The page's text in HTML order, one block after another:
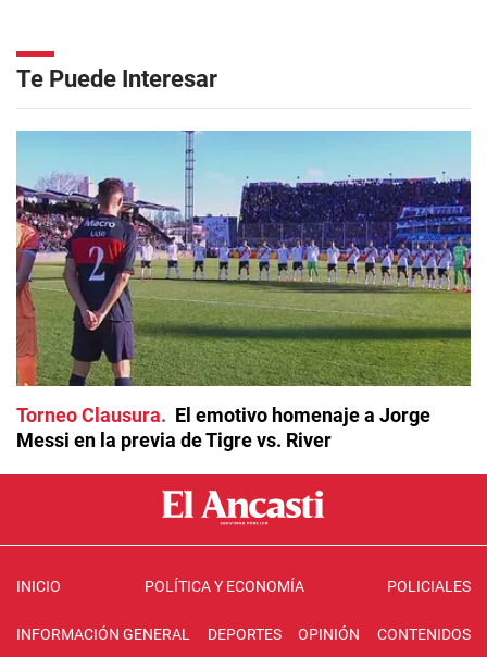
Te Puede Interesar
Torneo Clausura
El emotivo homenaje a Jorge
Messi en la previa de Tigre vs. River
INICIO POLÍTICA Y ECONOMÍA POLICIALES
INFORMACIÓN GENERAL DEPORTES OPINIÓN CONTENIDOS